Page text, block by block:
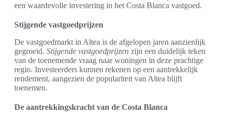
een waardevolle investering in het Costa Blanca vastgoed.
Stijgende vastgoedprijzen
De vastgoedmarkt in Altea is de afgelopen jaren aanzienlijk
gegroeid. Stijgende vastgoedprijzen zijn een duidelijk teken
van de toenemende vraag naar woningen in deze prachtige
regio. Investeerders kunnen rekenen op een aantrekkelijk
rendement, aangezien de populariteit van Altea blijft
toenemen.
De aantrekkingskracht van de Costa Blanca